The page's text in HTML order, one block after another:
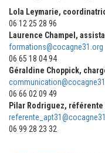
Lola Leymarie,
06 12 25 28 96
Laurence Champel,
formations@cocagne31.org
06 65 18 04 94
Géraldine Choppick,
06 66 02 09 49
Pilar Rodriguez, référente
06 99 28 23 32